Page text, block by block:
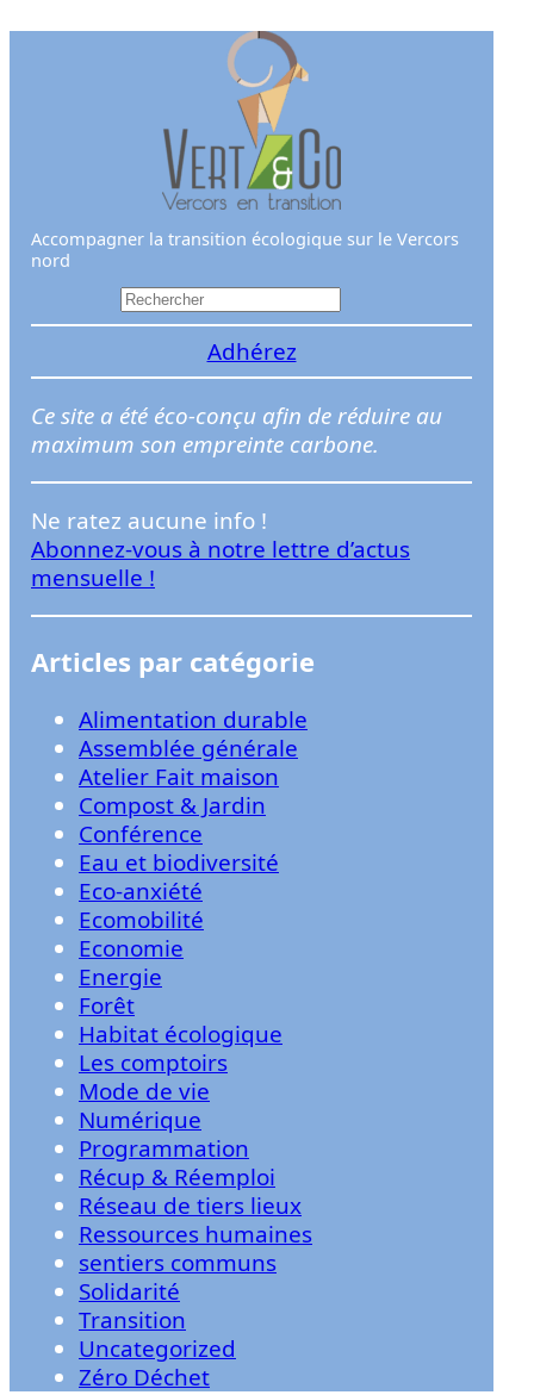
Accompagner la transition écologique sur le Vercors
nord
e
h
e
r
e
r
Adhérez
Ce site a été éco-conçu afin de réduire au
maximum son empreinte carbone.
Ne ratez aucune info !
Abonnez-vous à notre lettre d’actus
mensuelle !
Articles par catégorie
Alimentation durable
Assemblée générale
Atelier Fait maison
Compost & Jardin
Conférence
Eau et biodiversité
Eco-anxiété
Ecomobilité
Economie
Energie
Forêt
Habitat écologique
Les comptoirs
Mode de vie
Numérique
Programmation
Récup & Réemploi
Réseau de tiers lieux
Ressources humaines
sentiers communs
Solidarité
Transition
Uncategorized
Zéro Déchet